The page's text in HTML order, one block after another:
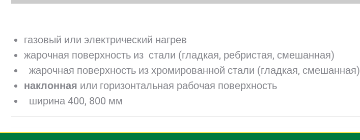
газовый или электрический нагрев
жарочная поверхность из стали (гладкая, ребристая, смешанная)
жарочная поверхность из хромированной стали (гладкая, смешанная)
наклонная или горизонтальная рабочая поверхность
ширина 400, 800 мм